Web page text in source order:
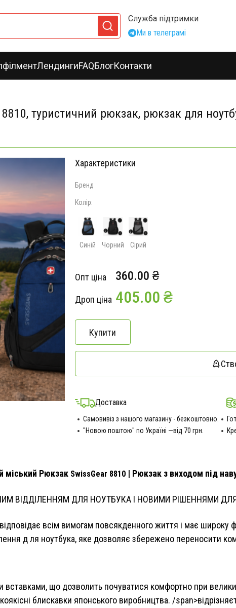
Служба підтримки
Ми в телеграмі
ЛендингиFAQБлогКонтакти
туристичний рюкзак, рюкзак для
Характеристики
Бренд
Колір:
Синій Чорний Сірий
Опт ціна 360.00 ₴
Дроп ціна 405.00 ₴
Купити
Доставка
Самовивіз з нашого магазину - безкоштовно.
"Новою поштою" по Україні —від 70 грн.
міський Рюкзак SwissGear 8810| Рюкзак з виходом під
ВІДДІЛЕННЯМ ДЛЯ НОУТБУКА І НОВИМИ РІШЕННЯМИ
відповідає всім вимогам повсякденного життя і має широку
д ля ноутбука, яке дозволяє збережено переносити
що дозволить почуватися комфортно при
блискавки японського виробництва. /